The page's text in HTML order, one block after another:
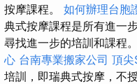
按摩課程。 如何辦理台胞
典式按摩課程是所有進一
尋找進一步的培訓和課程。
心 台南專業搬家公司 頂尖
培訓，即瑞典式按摩，不